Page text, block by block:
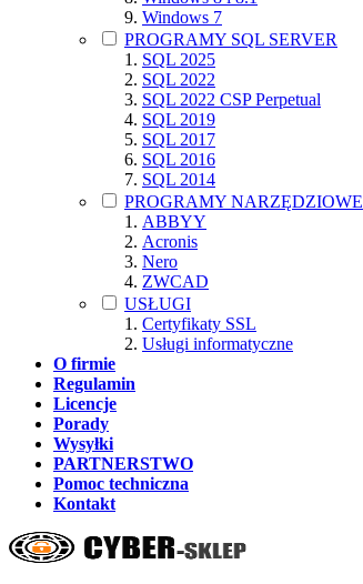
Windows 7
PROGRAMY SQL SERVER
SQL 2025
SQL 2022
SQL 2022 CSP Perpetual
SQL 2019
SQL 2017
SQL 2016
SQL 2014
PROGRAMY NARZĘDZIOWE
ABBYY
Acronis
Nero
ZWCAD
USŁUGI
Certyfikaty SSL
Usługi informatyczne
O firmie
Regulamin
Licencje
Porady
Wysyłki
PARTNERSTWO
Pomoc techniczna
Kontakt